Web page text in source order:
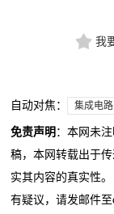
我
自动对焦： 集成电路
免责声明 ：本网未
稿，本网转载出于
实其内容的真实性
有疑议，请发邮件至